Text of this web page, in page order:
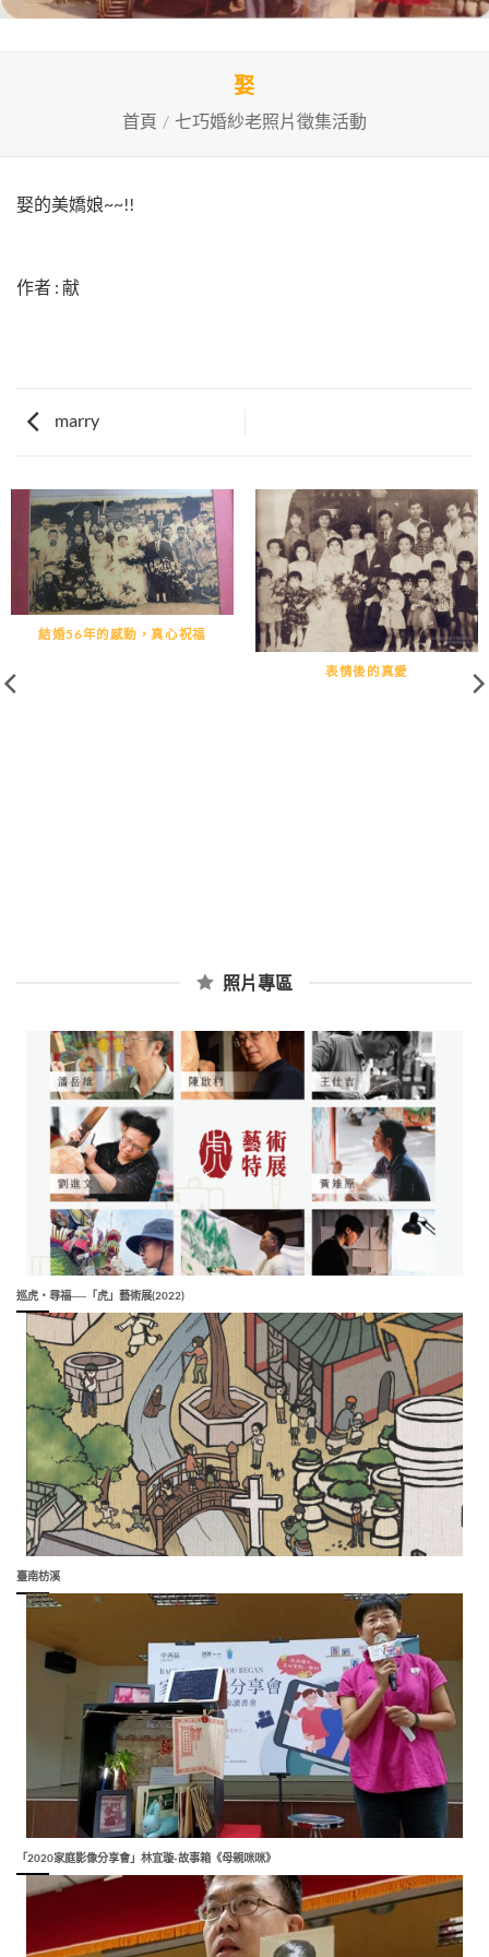
娶
首頁 / 七巧婚紗老照片徵集活動
娶的美嬌娘~~!!
作者 : 献
marry
結婚56年的感動，真心祝福
表情後的真愛
照片專區
巡虎‧尋福──「虎」藝術展(2022)
臺南枋溪
「2020家庭影像分享會」林宜璇-故事箱《母親咪咪》